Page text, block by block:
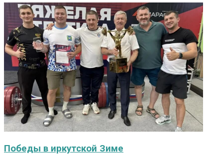
Победы в иркутской Зиме